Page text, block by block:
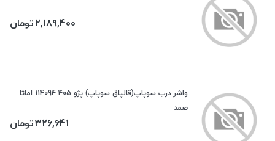
2,189,400تومان
واشر درب سوپاپ(قالپاق سوپاپ) پژو 405 114094 اماتا
صمد
326,641تومان